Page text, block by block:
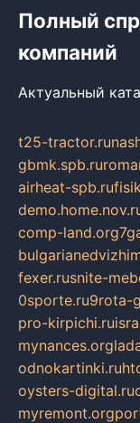
Полный
компаний
Актуальный
t25-tractor.ru
gbmk.spb.ru
airheat-spb.ru
comp-land.org
fexer.rusnite-
0sporte.ru9rota-
pro-kirpichi.ru
mynances.org
odnokartinki.ru
oysters-digital.ru
myremont.org